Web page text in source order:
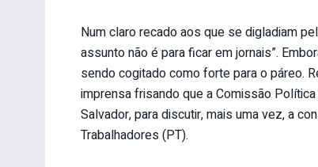
Num claro recado aos que se digladiam
assunto não é para ficar em jornais”.
sendo cogitado como forte para o páreo.
imprensa frisando que a Comissão
Salvador, para discutir, mais uma vez, a
Trabalhadores (PT).